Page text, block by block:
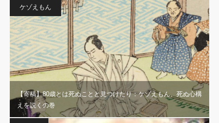
ケゾえもん
【寄稿】80歳とは死ぬことと見つけたり：ケゾえもん、死ぬ心構
えを説くの巻